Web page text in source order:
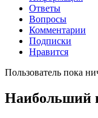
Ответы
Вопросы
Комментарии
Подписки
Нравится
Пользователь пока
Наибольший